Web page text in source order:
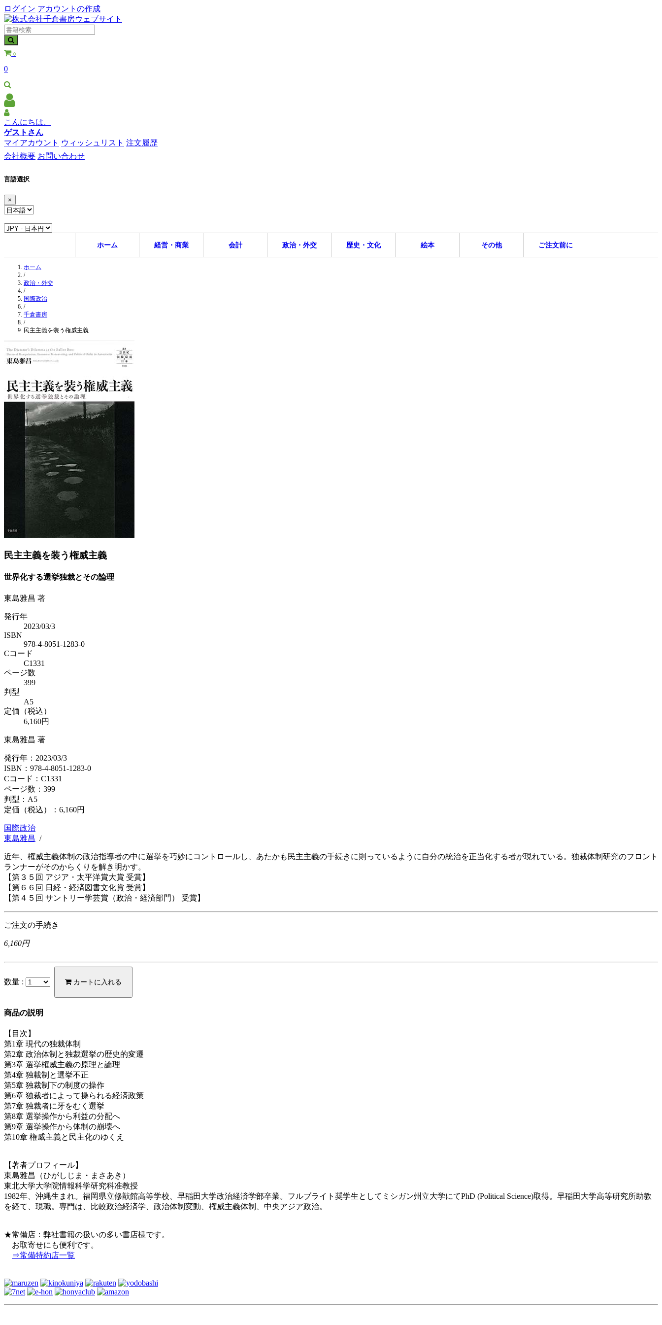
ログイン アカウントの作成
0
0
こんにちは、
ゲストさん
マイアカウント ウィッシュリスト 注文履歴
会社概要 お問い合わせ
言語選択
×
ホーム 経営・商業 会計 政治・外交 歴史・文化 絵本 その他 ご注文前に
ホーム
/
政治・外交
/
国際政治
/
千倉書房
/
民主主義を装う権威主義
民主主義を装う権威主義
世界化する選挙独裁とその論理
東島雅昌 著
発行年
2023/03/3
ISBN
978-4-8051-1283-0
Cコード
C1331
ページ数
399
判型
A5
定価（税込）
6,160円
東島雅昌 著
発行年：2023/03/3
ISBN：978-4-8051-1283-0
Cコード：C1331
ページ数：399
判型：A5
定価（税込）： 6,160円
国際政治
東島雅昌 /
近年、権威主義体制の政治指導者の中に選挙を巧妙にコントロールし、あたかも民主主義の手続きに則っているように自分の統治を正当化する者が現れている。独裁体制研究のフロント
ランナーがそのからくりを解き明かす。
【第３５回 アジア・太平洋賞大賞 受賞】
【第６６回 日経・経済図書文化賞 受賞】
【第４５回 サントリー学芸賞（政治・経済部門） 受賞】
ご注文の手続き
6,160円
数量 : カートに入れる
商品の説明
【目次】
第1章 現代の独裁体制
第2章 政治体制と独裁選挙の歴史的変遷
第3章 選挙権威主義の原理と論理
第4章 独載制と選挙不正
第5章 独裁制下の制度の操作
第6章 独裁者によって操られる経済政策
第7章 独裁者に牙をむく選挙
第8章 選挙操作から利益の分配へ
第9章 選挙操作から体制の崩壊へ
第10章 権威主義と民主化のゆくえ
【著者プロフィール】
東島雅昌（ひがしじま・まさあき）
東北大学大学院情報科学研究科准教授
1982年、沖縄生まれ。福岡県立修猷館高等学校、早稲田大学政治経済学部卒業。フルブライト奨学生としてミシガン州立大学にてPhD (Political Science)取得。早稲田大学高等研究所助教
を経て、現職。専門は、比較政治経済学、政治体制変動、権威主義体制、中央アジア政治。
★常備店：弊社書籍の扱いの多い書店様です。
お取寄せにも便利です。
⇒常備特約店一覧